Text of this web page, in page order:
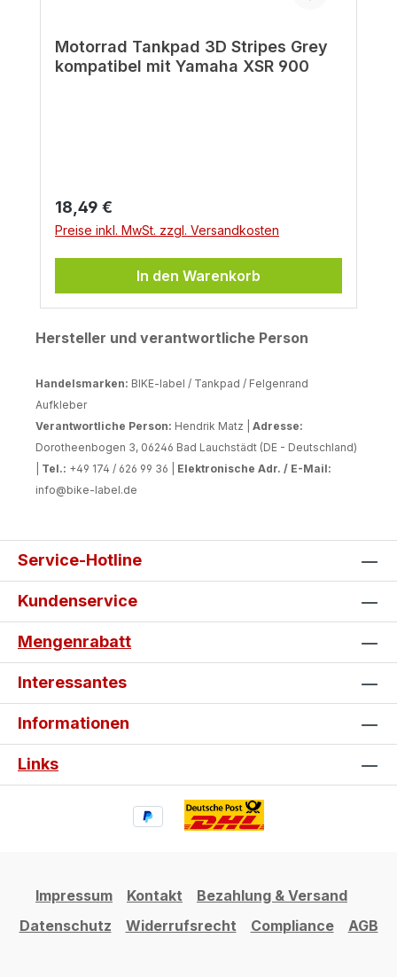
Motorrad Tankpad 3D Stripes Grey
kompatibel mit Yamaha XSR 900
Regulärer Preis:
18,49 €
Preise inkl. MwSt. zzgl. Versandkosten
In den Warenkorb
Hersteller und verantwortliche Person
Handelsmarken: BIKE-label / Tankpad / Felgenrand
Aufkleber
Verantwortliche Person: Hendrik Matz | Adresse:
Dorotheenbogen 3, 06246 Bad Lauchstädt (DE - Deutschland)
Tel.: +49 174 / 626 99 36 | Elektronische Adr. / E-Mail:
info@bike-label.de
Service-Hotline
Kundenservice
Mengenrabatt
Interessantes
Informationen
Links
Impressum Kontakt
Bezahlung & Versand
Datenschutz
Widerrufsrecht Compliance AGB